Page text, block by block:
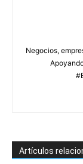
Negocios,
Artículos